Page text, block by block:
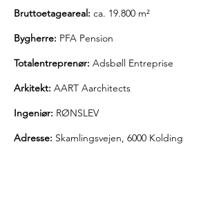
Bruttoetageareal: ca. 19.800 m²
Bygherre: PFA Pension
Totalentreprenør: Adsbøll Entreprise
Arkitekt: AART Aarchitects
Ingeniør: RØNSLEV
Adresse: Skamlingsvejen, 6000 Kolding